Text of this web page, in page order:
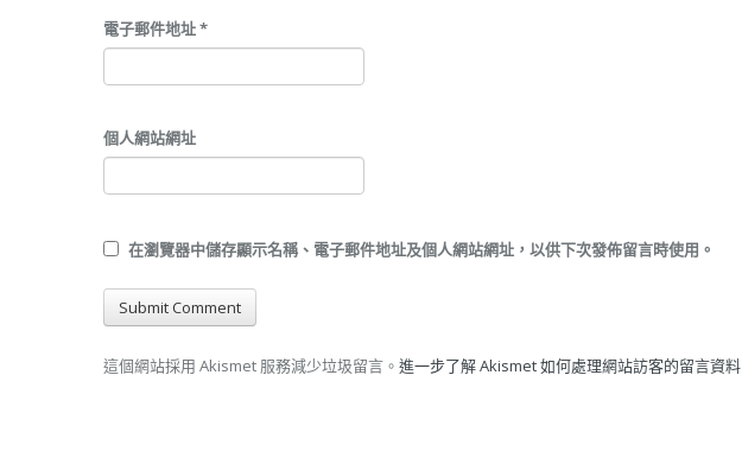
電子郵件地址*
個人網站網址
在瀏覽器中儲存顯示名稱、電子郵件地址及個人網站網址，以供下次發佈留言時使用。
這個網站採用 Akismet 服務減少垃圾留言。 進一步了解 Akismet 如何處理網站訪客的留言資料